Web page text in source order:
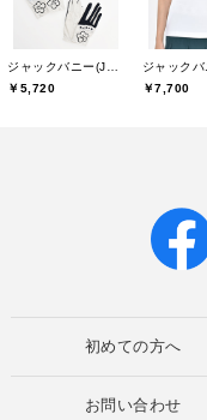
￥5,720
￥7,700
初めての方へ
お問い合わせ